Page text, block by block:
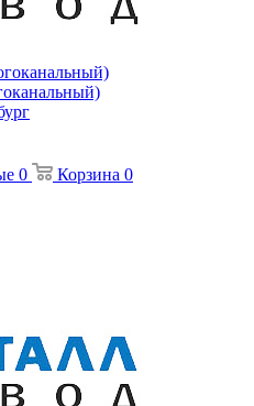
0 Корзина 0